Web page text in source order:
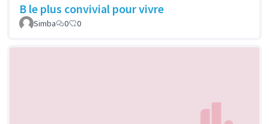
B le plus convivial pour vivre
Simba 0 0